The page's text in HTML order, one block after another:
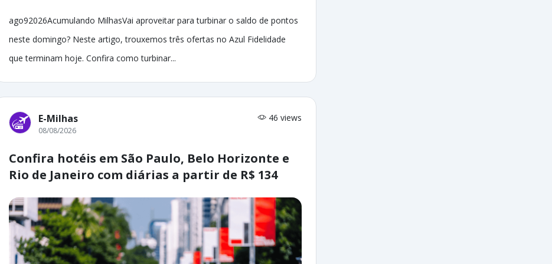
ago92026Acumulando MilhasVai aproveitar para turbinar o saldo de pontos
neste domingo? Neste artigo, trouxemos três ofertas no Azul Fidelidade
que terminam hoje. Confira como turbinar...
E-Milhas 46 views
08/08/2026
Confira hotéis em São Paulo, Belo Horizonte e
Rio de Janeiro com diárias a partir de R$ 134